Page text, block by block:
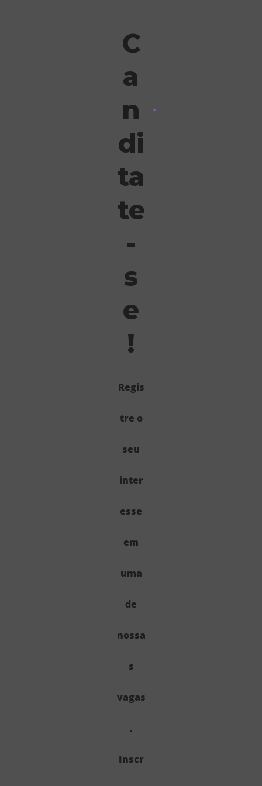
C
a
n
di
ta
te
-
s
e
!
Regis
tre o
seu
inter
esse
em
uma
de
nossa
s
vagas
.
Inscr